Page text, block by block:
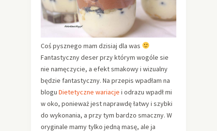
Coś pysznego mam dzisiaj dla was
Fantastyczny deser przy którym wogóle sie
nie namęczycie, a efekt smakowy i wizualny
będzie fantastyczny. Na przepis wpadłam na
blogu Dietetyczne wariacje i odrazu wpadł mi
w oko, ponieważ jest naprawdę łatwy i szybki
do wykonania, a przy tym bardzo smaczny. W
oryginale mamy tylko jedną masę, ale ja